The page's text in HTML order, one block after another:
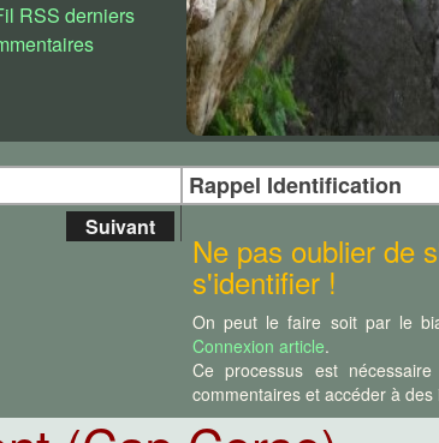
RSS derniers
maritime entre Saint-
Suivant
Rappel Identification
Ne pas oublier de
s'identifier !
On peut le faire soit par le
Connexion article.
Ce processus est
commentaires et accéder à